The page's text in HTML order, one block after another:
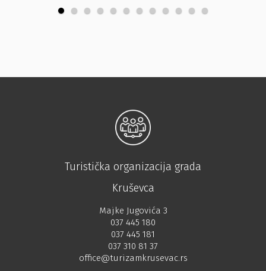
Turistička organizacija grada
Kruševca
Majke Jugovića 3
037 445 180
037 445 181
037 310 81 37
office@turizamkrusevac.rs